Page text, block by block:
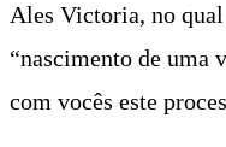
Ales Victoria, no
“nascimento de uma
com vocês este